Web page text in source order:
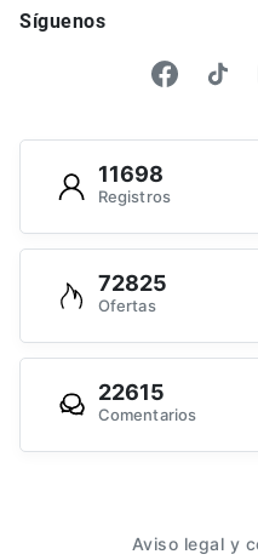
Síguenos
11698
Registros
72825
Ofertas
22615
Comentarios
Aviso legal y